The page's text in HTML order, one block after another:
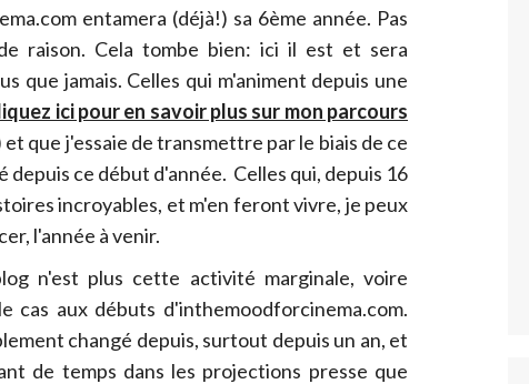
entamera (déjà!) sa 6ème année. Pas
raison. Cela tombe bien: ici il est et sera
que jamais. Celles qui m'animent depuis une
ici pour en savoir plus sur mon parcours
et que j'essaie de transmettre par le biais de ce
depuis ce début d'année. Celles qui, depuis 16
incroyables, et m'en feront vivre, je peux
l'année à venir.
n'est plus cette activité marginale, voire
cas aux débuts d'inthemoodforcinema.com.
changé depuis, surtout depuis un an, et
de temps dans les projections presse que